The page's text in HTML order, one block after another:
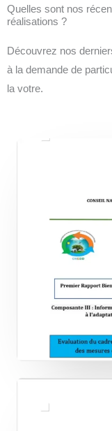
Quelles sont nos
réalisations ?
Découvrez nos
à la demande de
la votre.